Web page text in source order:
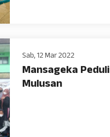
Sab, 12 Mar 2022
Mansageka Peduli
Mulusan